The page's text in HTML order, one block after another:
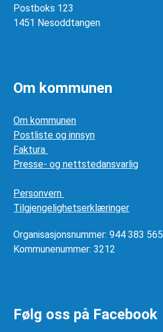
Postboks 123
1451 Nesoddtangen
Om kommunen
Om kommunen
Postliste og innsyn
Faktura
Presse- og nettstedansvarlig
Personvern
Tilgjengelighetserklæringer
Organisasjonsnummer: 944 383 565
Kommunenummer: 3212
Følg oss på Facebook